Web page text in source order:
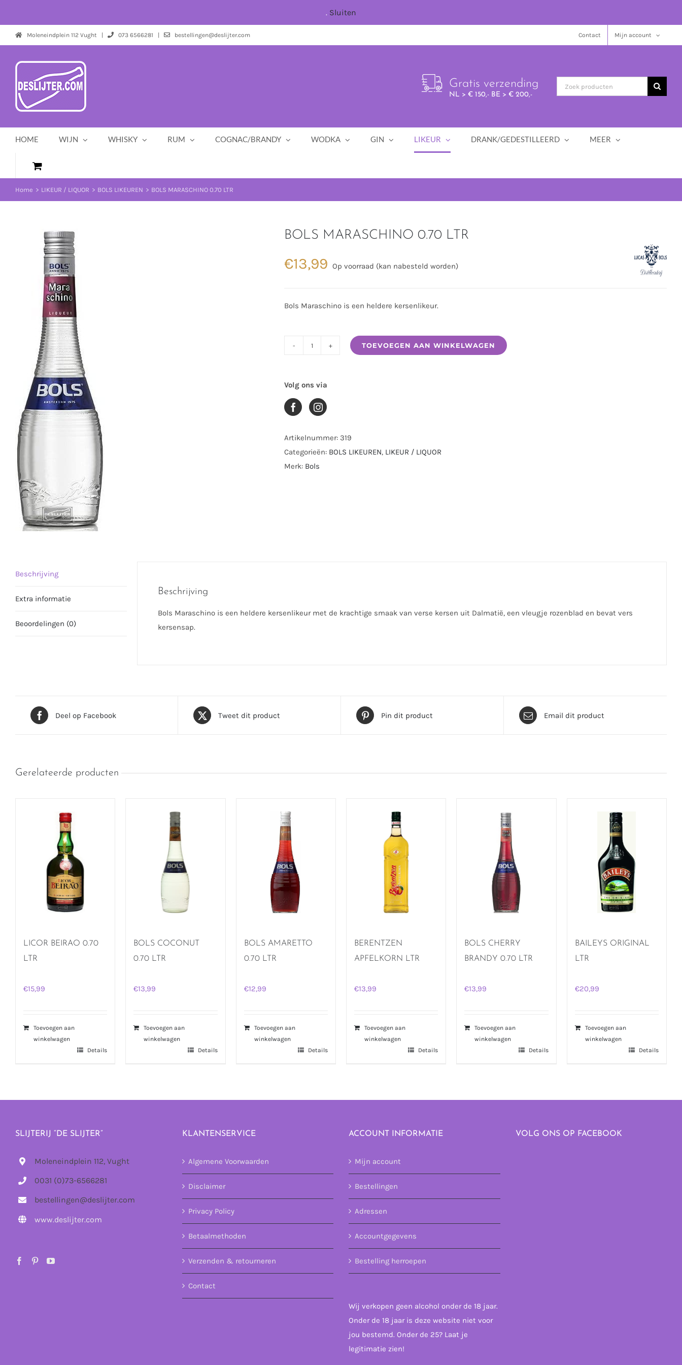
. Sluiten
inhoud Moleneindplein 112 Vught | 073 6566281 | bestellingen@deslijter.com Contact Mijn account
Gratis verzending
NL > € 150,- BE > € 200,-
HOME WIJN WHISKY RUM COGNAC/BRANDY WODKA GIN LIKEUR DRANK/GEDESTILLEERD MEER
Home LIKEUR / LIQUOR BOLS LIKEUREN BOLS MARASCHINO 0.70 LTR
BOLS MARASCHINO 0.70 LTR
€13,99 Op voorraad (kan nabesteld worden)
Bols Maraschino is een heldere kersenlikeur.
0.70
aantal
TOEVOEGEN AAN WINKELWAGEN
Volg ons via
Artikelnummer: 319
Categorieën: BOLS LIKEUREN, LIKEUR / LIQUOR
Merk: Bols
Beschrijving
Extra informatie
Beoordelingen (0)
Beschrijving
Bols Maraschino is een heldere kersenlikeur met de krachtige smaak van verse kersen uit Dalmatië, een vleugje rozenblad en bevat vers
kersensap.
Deel op Facebook Tweet dit product Pin dit product Email dit product
Gerelateerde producten
LICOR BEIRAO 0.70
LTR
€15,99
Toevoegen aan
winkelwagen
Details
BOLS COCONUT
0.70 LTR
€13,99
Toevoegen aan
winkelwagen
Details
BOLS AMARETTO
0.70 LTR
€12,99
Toevoegen aan
winkelwagen
Details
BERENTZEN
APFELKORN LTR
€13,99
Toevoegen aan
winkelwagen
Details
BOLS CHERRY
BRANDY 0.70 LTR
€13,99
Toevoegen aan
winkelwagen
Details
BAILEYS ORIGINAL
LTR
€20,99
Toevoegen aan
winkelwagen
Details
SLIJTERIJ “DE SLIJTER”
Moleneindplein 112, Vught
0031 (0)73-6566281
bestellingen@deslijter.com
www.deslijter.com
KLANTENSERVICE
Algemene Voorwaarden
Disclaimer
Privacy Policy
Betaalmethoden
Verzenden & retourneren
Contact
ACCOUNT INFORMATIE
Mijn account
Bestellingen
Adressen
Accountgegevens
Bestelling herroepen
Wij verkopen geen alcohol onder de 18 jaar.
Onder de 18 jaar is deze website niet voor
jou bestemd. Onder de 25? Laat je
legitimatie zien!
VOLG ONS OP FACEBOOK